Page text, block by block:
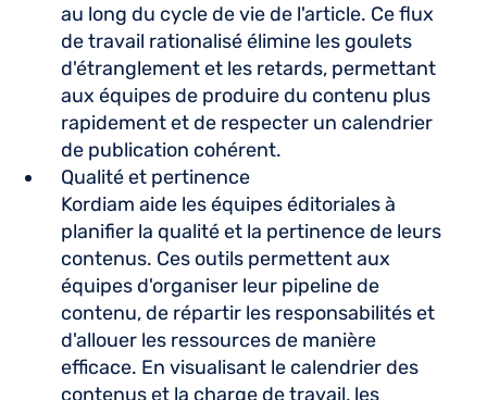
au long du cycle de vie de l'article. Ce flux
de travail rationalisé élimine les goulets
d'étranglement et les retards, permettant
aux équipes de produire du contenu plus
rapidement et de respecter un calendrier
de publication cohérent.
Qualité et pertinence
Kordiam aide les équipes éditoriales à
planifier la qualité et la pertinence de leurs
contenus. Ces outils permettent aux
équipes d'organiser leur pipeline de
contenu, de répartir les responsabilités et
d'allouer les ressources de manière
efficace. En visualisant le calendrier des
contenus et la charge de travail, les